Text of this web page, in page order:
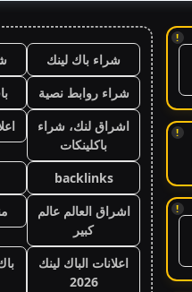
!
!
!
شراء باك لينك
شراء روابط نصية
اشراق لنك، شراء
باكلينكات
backlinks
اشراق العالم عالم
كبير
اعلانات الباك لينك
2026